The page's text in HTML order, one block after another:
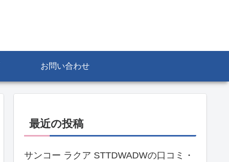
お問い合わせ
最近の投稿
サンコー ラクア STTDWADWの口コミ・